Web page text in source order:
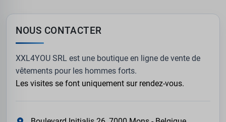
NOUS CONTACTER
XXL4YOU SRL est une boutique en ligne de vente de
vêtements pour les hommes forts.
Les visites se font uniquement sur rendez-vous.